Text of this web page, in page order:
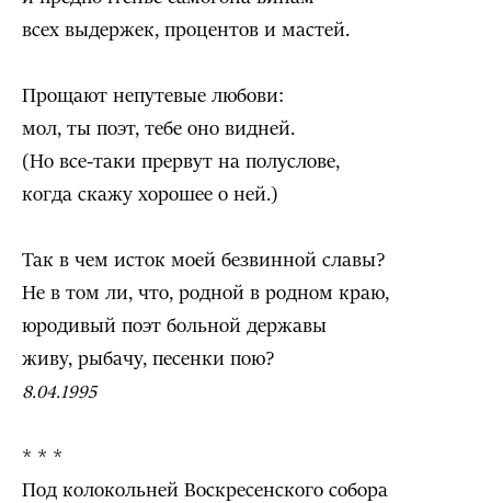
всех выдержек, процентов и мастей.
Прощают непутевые любови:
мол, ты поэт, тебе оно видней.
(Но все-таки прервут на полуслове,
когда скажу хорошее о ней.)
Так в чем исток моей безвинной славы?
Не в том ли, что, родной в родном краю,
юродивый поэт больной державы
живу, рыбачу, песенки пою?
8.04.1995
* * *
Под колокольней Воскресенского собора